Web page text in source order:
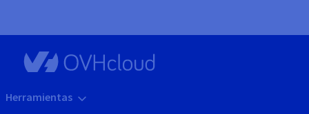
Herramientas